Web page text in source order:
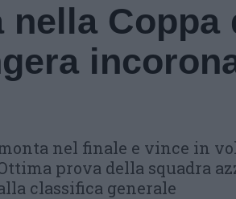
nella Coppa
nel finale e vince in
prova della squadra
classifica generale